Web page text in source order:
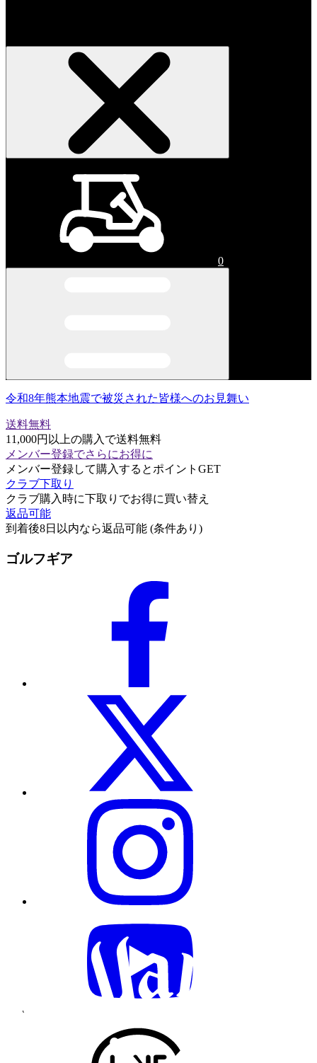
0
令和8年熊本地震で被災された皆様へのお見舞い
送料無料
11,000円以上の購入で送料無料
メンバー登録でさらにお得に
メンバー登録して購入するとポイントGET
クラブ下取り
クラブ購入時に下取りでお得に買い替え
返品可能
到着後8日以内なら返品可能 (条件あり)
ゴルフギア